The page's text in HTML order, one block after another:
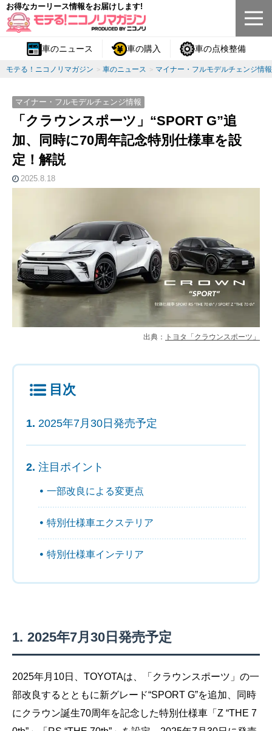
お得なカーリース情報をお届けします!
車のニュース 車の購入 車の点検整備
モテる！ニコノリマガジン 車のニュース マイナー・フルモデルチェンジ情報
マイナー・フルモデルチェンジ情報
「クラウンスポーツ」“SPORT G”追
加、同時に70周年記念特別仕様車を設
定！解説
2025.8.18
出典： トヨタ「クラウンスポーツ」
目次
2025年7月30日発売予定
注目ポイント
一部改良による変更点
特別仕様車エクステリア
特別仕様車インテリア
2025年7月30日発売予定
2025年月10日、TOYOTAは、「クラウンスポーツ」の一
部改良するとともに新グレード“SPORT G”を追加、同時
にクラウン誕生70周年を記念した特別仕様車「Z “THE 7